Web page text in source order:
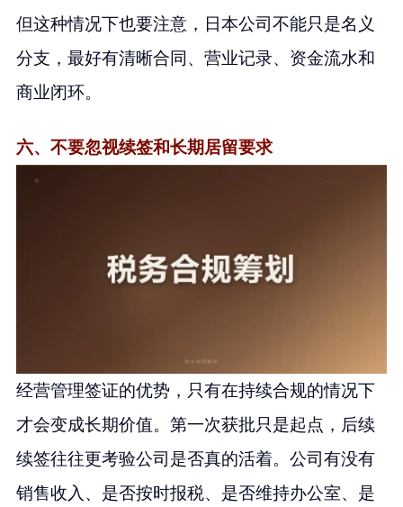
但这种情况下也要注意，日本公司不能只是名义
分支，最好有清晰合同、营业记录、资金流水和
商业闭环。
六、不要忽视续签和长期居留要求
经营管理签证的优势，只有在持续合规的情况下
才会变成长期价值。第一次获批只是起点，后续
续签往往更考验公司是否真的活着。公司有没有
销售收入、是否按时报税、是否维持办公室、是